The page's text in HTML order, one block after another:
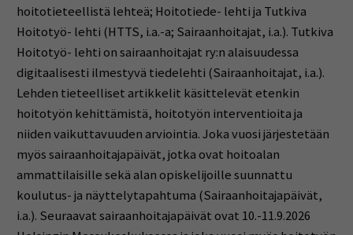
hoitotieteellistä lehteä; Hoitotiede- lehti ja Tutkiva
Hoitotyö- lehti (HTTS, i.a.-a; Sairaanhoitajat, i.a.). Tutkiva
Hoitotyö- lehti on sairaanhoitajat ry:n alaisuudessa
digitaalisesti ilmestyvä tiedelehti (Sairaanhoitajat, i.a.).
Lehden tieteelliset artikkelit käsittelevät etenkin
hoitotyön kehittämistä, hoitotyön interventioita ja
niiden vaikuttavuuden arviointia. Joka vuosi järjestetään
myös sairaanhoitajapäivät, jotka ovat hoitoalan
ammattilaisille sekä alan opiskelijoille suunnattu
koulutus- ja näyttelytapahtuma (Sairaanhoitajapäivät,
i.a.). Seuraavat sairaanhoitajapäivät ovat 10.-11.9.2026